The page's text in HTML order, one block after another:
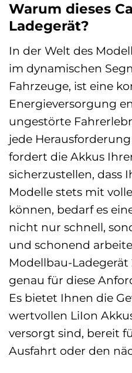
Warum dieses
Ladegerät?
In der Welt des
im dynamischen
Fahrzeuge, ist eine
Energieversorgung
ungestörte
jede
fordert die Akkus
sicherzustellen, dass
Modelle stets mit
können, bedarf es
nicht nur schnell,
und schonend
Modellbau-Ladegerät
genau für diese
Es bietet Ihnen die
wertvollen LiIon
versorgt sind, bereit
Ausfahrt oder den